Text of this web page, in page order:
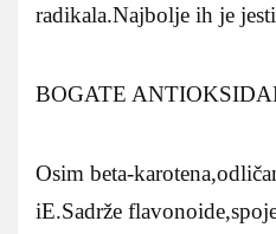
radikala.Najbolje ih je
BOGATE
Osim beta-
iE.Sadrže